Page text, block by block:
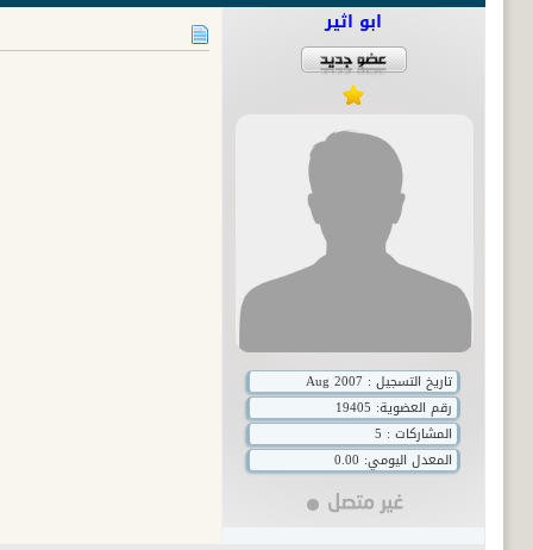
ابو اثير
تاريخ التسجيل : Aug 2007
رقم العضوية:
المشاركات : 5
المعدل اليومي: 0.00